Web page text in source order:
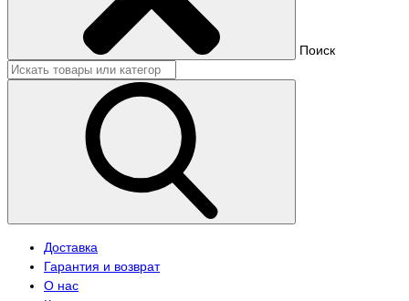
Поиск
Доставка
Гарантия и возврат
О нас